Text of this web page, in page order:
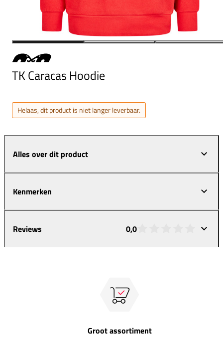
TK Caracas Hoodie
Helaas, dit product is niet langer leverbaar.
Alles over dit product
Kenmerken
Reviews 0,0
Groot assortiment